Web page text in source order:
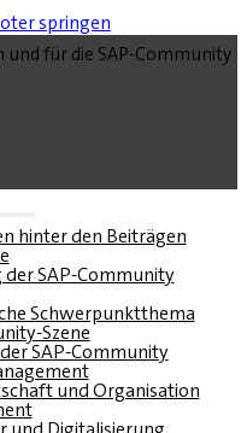
springen
für die SAP-Community
hinter den Beiträgen
der SAP-Community
Schwerpunktthema
Szene
SAP-Community
und Organisation